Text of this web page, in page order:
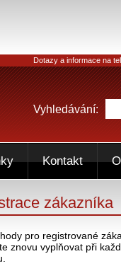
zákazníka
pro registrované
znovu vyplňovat při
Dotazy a informace na tel.
Vyhledávání:
Kontakt